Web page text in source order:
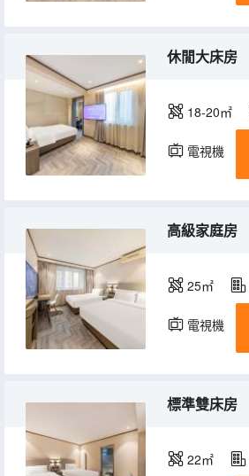
休閒大床房
18-20㎡
電視機
高級家庭房
25㎡
電視機
標準雙床房
22㎡